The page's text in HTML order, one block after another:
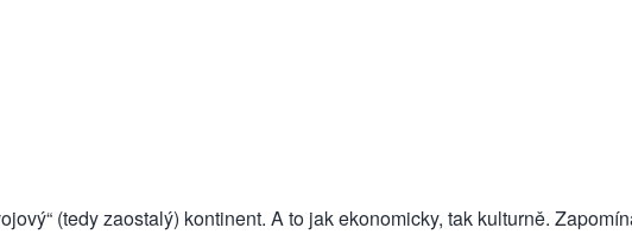
(tedy zaostalý) kontinent. A to jak ekonomicky, tak kulturně.